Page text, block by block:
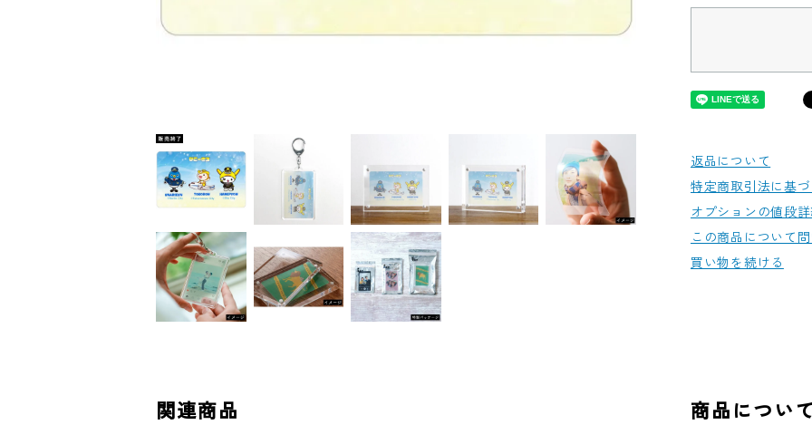
返品について
特定商取引法に基
オプションの値段
この商品について
買い物を続ける
商品について
関連商品